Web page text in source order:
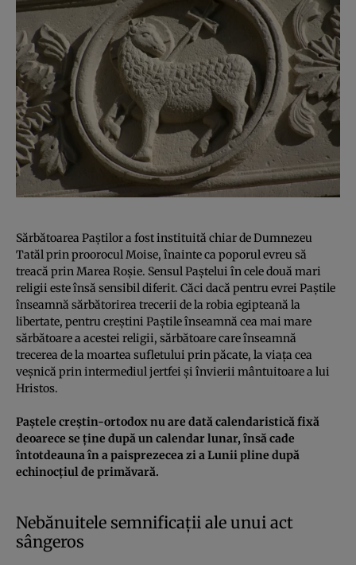
Sărbătoarea Paştilor a fost instituită chiar de Dumnezeu
Tatăl prin proorocul Moise, înainte ca poporul evreu să
treacă prin Marea Roşie. Sensul Paştelui în cele două mari
religii este însă sensibil diferit. Căci dacă pentru evrei Paştile
înseamnă sărbătorirea trecerii de la robia egipteană la
libertate, pentru creştini Paştile înseamnă cea mai mare
sărbătoare a acestei religii, sărbătoare care înseamnă
trecerea de la moartea sufletului prin păcate, la viaţa cea
veşnică prin intermediul jertfei şi învierii mântuitoare a lui
Hristos.
Paştele creştin-ortodox nu are dată calendaristică fixă
deoarece se ţine după un calendar lunar, însă cade
întotdeauna în a paisprezecea zi a Lunii pline după
echinocţiul de primăvară.
Nebănuitele semnificaţii ale unui act
sângeros